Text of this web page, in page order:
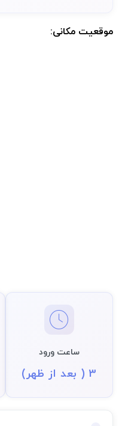
موقعیت مکانی:
ساعت ورود
3 ( بعد از ظهر)